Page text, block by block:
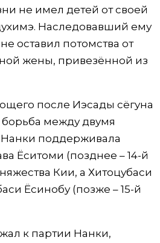
не имел детей от своей
Наследовавший ему
оставил потомства от
жены, привезённой из
после Иэсады сёгуна
между двумя
Нанки поддерживала
Ёситоми (позднее – 14-й
Кии, а Хитоцубаси
Ёсинобу (позже – 15-й
к партии Нанки,